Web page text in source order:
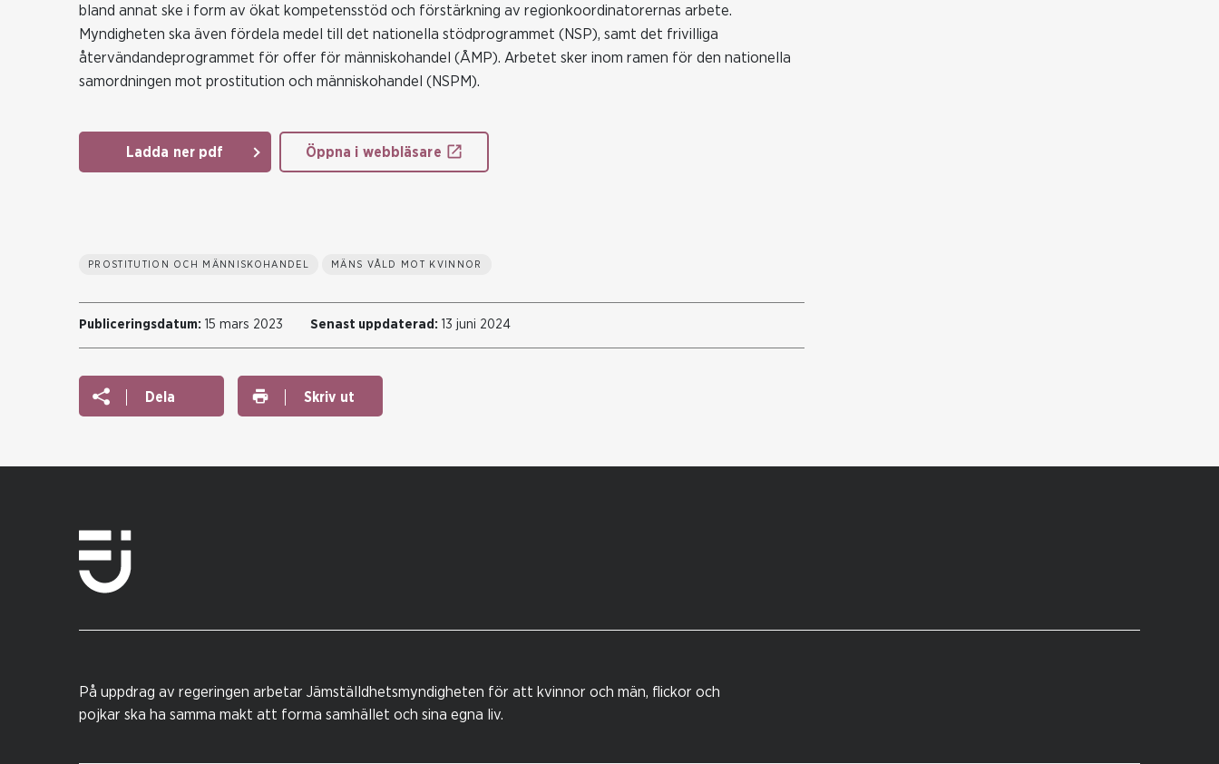
bland annat ske i form av ökat kompetensstöd och förstärkning av regionkoordinatorernas arbete.
Myndigheten ska även fördela medel till det nationella stödprogrammet (NSP), samt det frivilliga
återvändandeprogrammet för offer för människohandel (ÅMP). Arbetet sker inom ramen för den nationella
samordningen mot prostitution och människohandel (NSPM).
Ladda ner pdf Öppna i webbläsare
PROSTITUTION OCH MÄNNISKOHANDEL MÄNS VÅLD MOT KVINNOR
Publiceringsdatum: 15 mars 2023 Senast uppdaterad: 13 juni 2024
Dela Skriv ut
På uppdrag av regeringen arbetar Jämställdhetsmyndigheten för att kvinnor och män, flickor och
pojkar ska ha samma makt att forma samhället och sina egna liv.